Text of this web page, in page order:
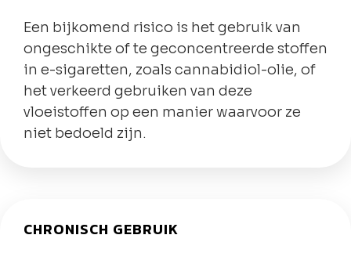
Een bijkomend risico is het gebruik van
ongeschikte of te geconcentreerde stoffen
in e-sigaretten, zoals cannabidiol-olie, of
het verkeerd gebruiken van deze
vloeistoffen op een manier waarvoor ze
niet bedoeld zijn.
CHRONISCH GEBRUIK